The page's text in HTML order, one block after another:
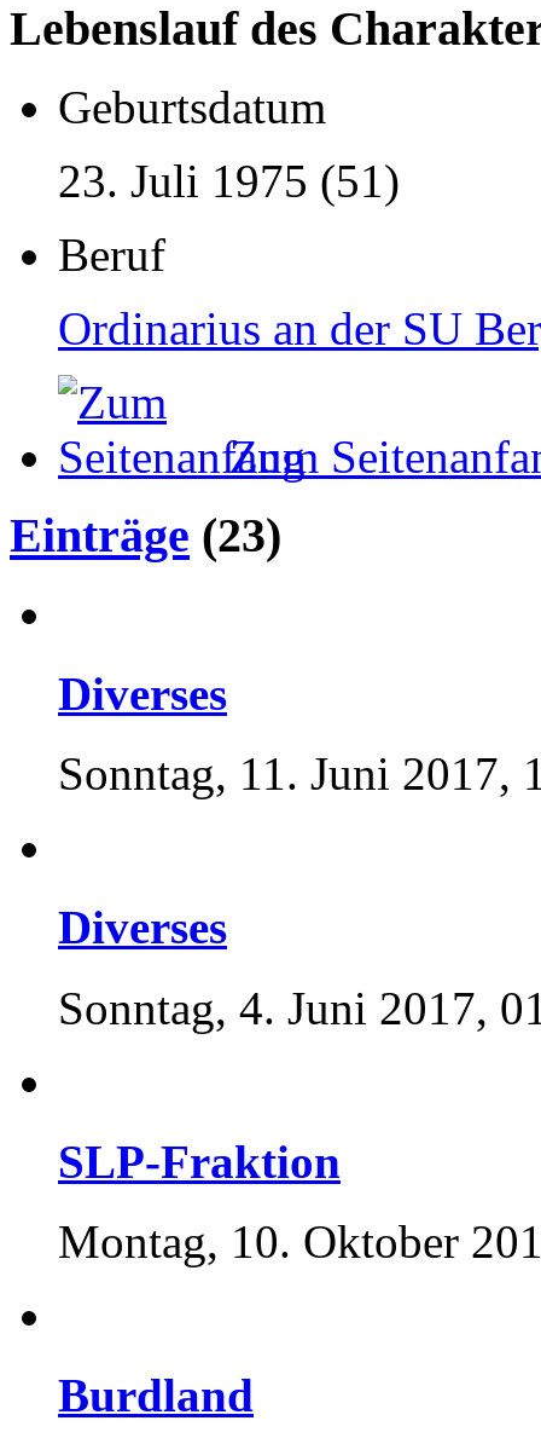
Lebenslauf des
Geburtsdatum
23. Juli 1975 (51)
Beruf
Ordinarius an der SU
Zum
Einträge (23)
Diverses
Sonntag, 11. Juni 2017,
Diverses
Sonntag, 4. Juni 2017,
SLP-Fraktion
Montag, 10. Oktober
Burdland